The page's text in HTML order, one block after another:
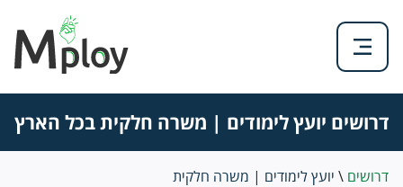
דרושים יועץ לימודים | משרה חלקית בכל הארץ
דרושים \ יועץ לימודים | משרה חלקית